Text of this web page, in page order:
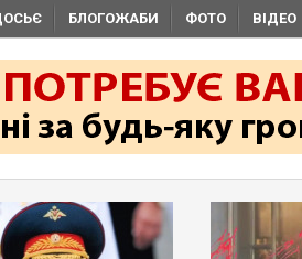
БЛОГОЖАБИ ФОТО ВІДЕО